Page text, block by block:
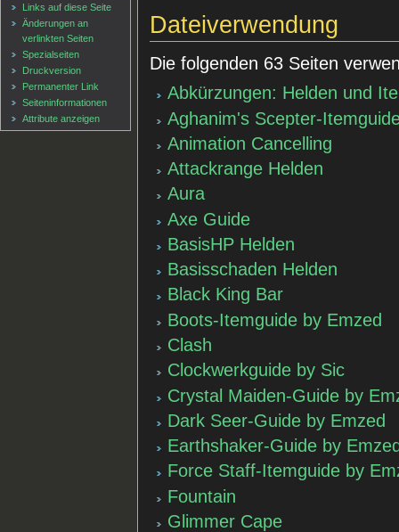
Dateiverwendung
Die folgenden 63 Seiten
Abkürzungen: Helden und
Aghanim's Scepter-
Animation Cancelling
Attackrange Helden
Aura
Axe Guide
BasisHP Helden
Basisschaden Helden
Black King Bar
Boots-Itemguide by Emzed
Clash
Clockwerkguide by Sic
Crystal Maiden-Guide by
Dark Seer-Guide by Emzed
Earthshaker-Guide by
Force Staff-Itemguide by
Fountain
Glimmer Cape
Links auf diese Seite
Änderungen an
verlinkten Seiten
Spezialseiten
Druckversion
Permanenter Link
Seiten­informationen
Attribute anzeigen